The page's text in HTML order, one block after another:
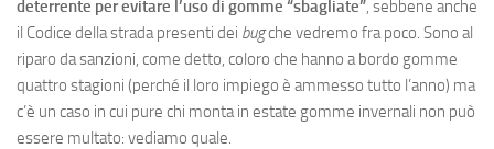
deterrente per evitare l’uso di gomme “sbagliate”, sebbene anche
il Codice della strada presenti dei bugche vedremo fra poco. Sono al
riparo da sanzioni, come detto, coloro che hanno a bordo gomme
quattro stagioni (perché il loro impiego è ammesso tutto l’anno) ma
c’è un caso in cui pure chi monta in estate gomme invernali non può
essere multato: vediamo quale.